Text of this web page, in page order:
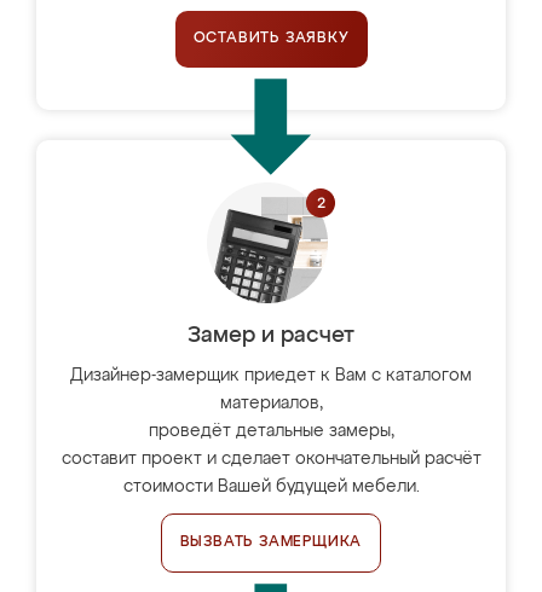
ОСТАВИТЬ ЗАЯВКУ
Замер и расчет
Дизайнер-замерщик приедет к Вам с каталогом
материалов,
проведёт детальные замеры,
составит проект и сделает окончательный расчёт
стоимости Вашей будущей мебели.
ВЫЗВАТЬ ЗАМЕРЩИКА